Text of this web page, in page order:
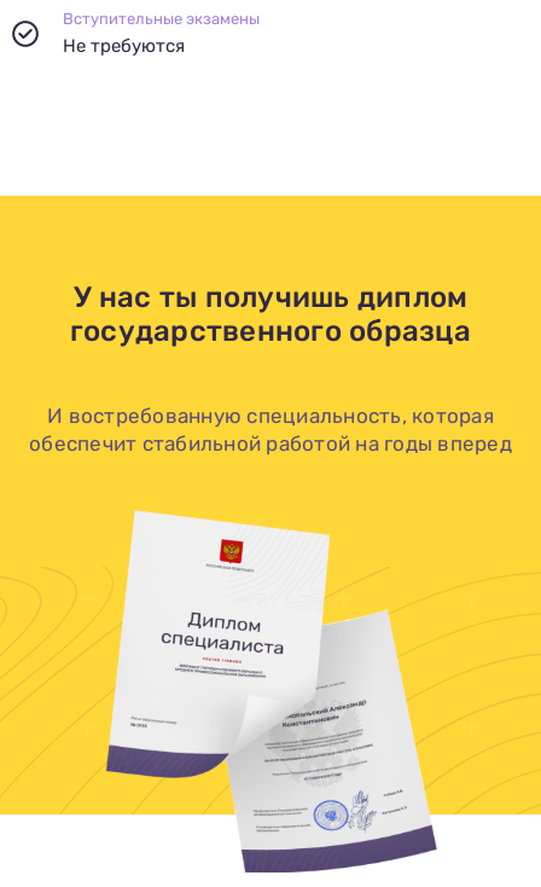
Вступительные экзамены
Не требуются
У нас ты получишь диплом
государственного образца
И востребованную специальность, которая
обеспечит стабильной работой на годы вперед
Телефон